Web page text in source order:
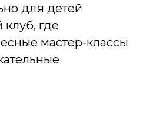
для детей
клуб, где
мастер-классы